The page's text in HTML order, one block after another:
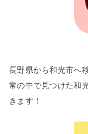
長野県から和光市へ
常の中で見つけた和
きます！